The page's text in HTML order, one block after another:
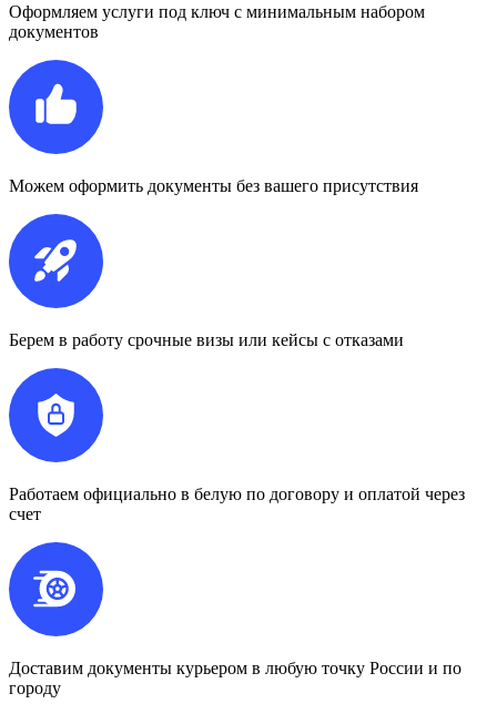
Оформляем услуги под ключ с минимальным набором
документов
Можем оформить документы без вашего присутствия
Берем в работу срочные визы или кейсы с отказами
Работаем официально в белую по договору и оплатой через
счет
Доставим документы курьером в любую точку России и по
городу